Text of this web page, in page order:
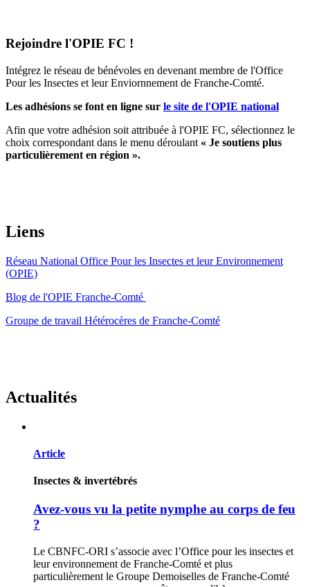
Rejoindre l'OPIE FC !
Intégrez le réseau de bénévoles en devenant membre de l'Office
Pour les Insectes et leur Enviornnement de Franche-Comté.
Les adhésions se font en ligne sur le site de l'OPIE national
Afin que votre adhésion soit attribuée à l'OPIE FC, sélectionnez le
choix correspondant dans le menu déroulant « Je soutiens plus
particulièrement en région ».
Liens
Réseau National Office Pour les Insectes et leur Environnement
(OPIE)
Blog de l'OPIE Franche-Comté
Groupe de travail Hétérocères de Franche-Comté
Actualités
Article
Insectes & invertébrés
Avez-vous vu la petite nymphe au corps de feu
?
Le CBNFC-ORI s’associe avec l’Office pour les insectes et
leur environnement de Franche-Comté et plus
particulièrement le Groupe Demoiselles de Franche-Comté